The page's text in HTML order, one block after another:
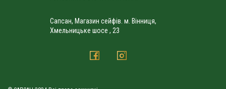
Сапсан, Магазин сейфів. м. Вінниця,
Хмельницьке шосе , 23